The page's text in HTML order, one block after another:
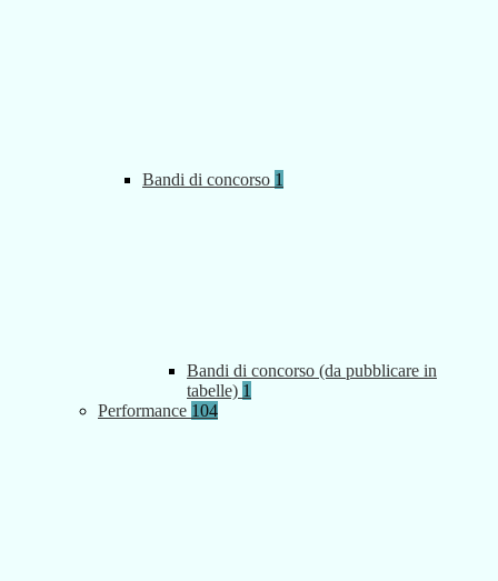
Bandi di concorso 1
Bandi di concorso (da pubblicare in
tabelle) 1
Performance 104